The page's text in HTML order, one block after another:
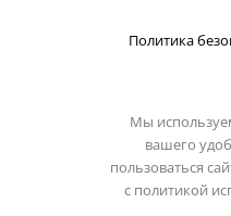
Политика
Мы
вашего
пользоваться
с политикой